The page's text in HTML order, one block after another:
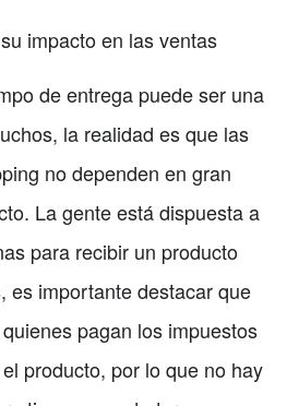
impacto en las ventas
de entrega puede ser una
la realidad es que las
no dependen en gran
La gente está dispuesta a
para recibir un producto
es importante destacar que
pagan los impuestos
producto, por lo que no hay